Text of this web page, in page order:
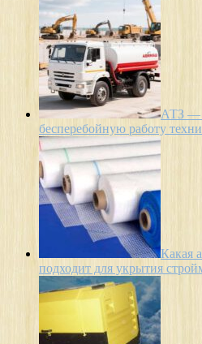
АТЗ —
бесперебойную работу
Какая
подходит для укрытия